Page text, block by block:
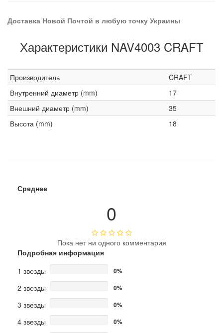
Доставка Новой Почтой в любую точку Украины
Характеристики NAV4003 CRAFT
Производитель
CRAFT
Внутренний диаметр (mm)
17
Внешний диаметр (mm)
35
Высота (mm)
18
Среднее
0
Пока нет ни одного комментария
Подробная информация
1 звезды
0%
2 звезды 0%
3 звезды 0%
4 звезды 0%